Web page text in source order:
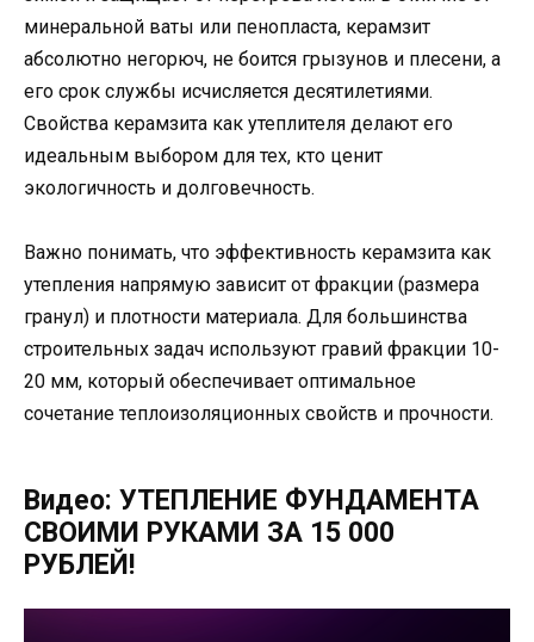
минеральной ваты или пенопласта, керамзит
абсолютно негорюч, не боится грызунов и плесени, а
его срок службы исчисляется десятилетиями.
Свойства керамзита как утеплителя делают его
идеальным выбором для тех, кто ценит
экологичность и долговечность.
Важно понимать, что эффективность керамзита как
утепления напрямую зависит от фракции (размера
гранул) и плотности материала. Для большинства
строительных задач используют гравий фракции 10-
20 мм, который обеспечивает оптимальное
сочетание теплоизоляционных свойств и прочности.
Видео: УТЕПЛЕНИЕ ФУНДАМЕНТА
СВОИМИ РУКАМИ ЗА 15 000
РУБЛЕЙ!